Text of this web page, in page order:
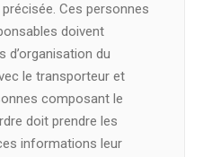
Ces personnes
doivent
d’organisation du
le transporteur et
composant le
doit prendre les
informations leur